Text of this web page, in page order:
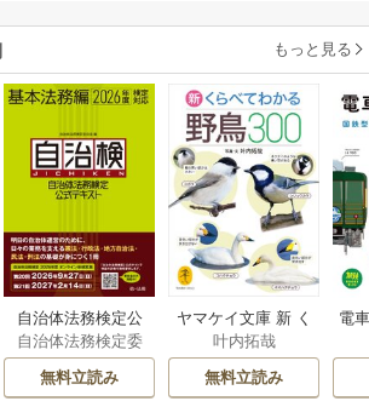
もっと見る
自治体法務検定公
式テキスト 基本
法務編 ２０２６
年度検定対応 1巻
自治体法務検定委
員会
無料立読み
ヤマケイ文庫 新 く
らべてわかる野鳥3
00 1巻
叶内拓哉
無料立読み
電